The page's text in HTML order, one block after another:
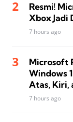
Resmi!
Xbox Jadi
7 hours ago
Microsoft
Windows
Atas, Kiri,
7 hours ago